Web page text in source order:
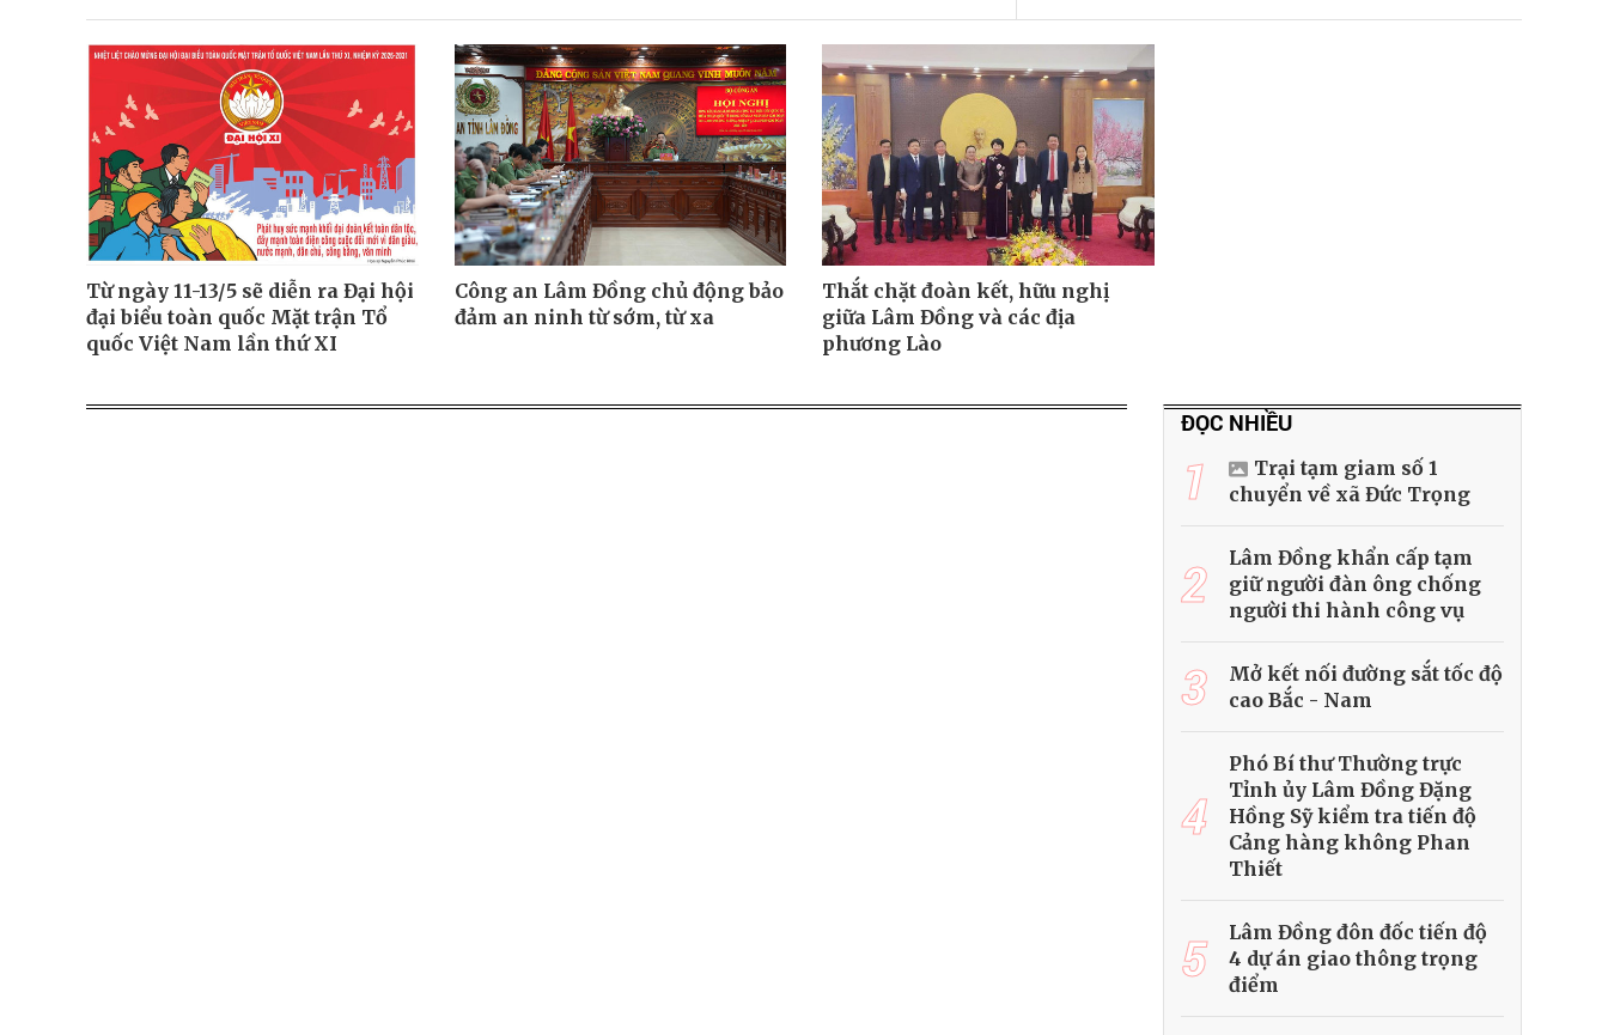
Từ ngày 11-13/5 sẽ diễn ra Đại hội
đại biểu toàn quốc Mặt trận Tổ
quốc Việt Nam lần thứ XI
Công an Lâm Đồng chủ động bảo
đảm an ninh từ sớm, từ xa
Thắt chặt đoàn kết, hữu nghị
giữa Lâm Đồng và các địa
phương Lào
ĐỌC NHIỀU
1
Trại tạm giam số 1
chuyển về xã Đức Trọng
2
Lâm Đồng khẩn cấp tạm
giữ người đàn ông chống
người thi hành công vụ
3
Mở kết nối đường sắt tốc độ
cao Bắc - Nam
4
Phó Bí thư Thường trực
Tỉnh ủy Lâm Đồng Đặng
Hồng Sỹ kiểm tra tiến độ
Cảng hàng không Phan
Thiết
5
Lâm Đồng đôn đốc tiến độ
4 dự án giao thông trọng
điểm